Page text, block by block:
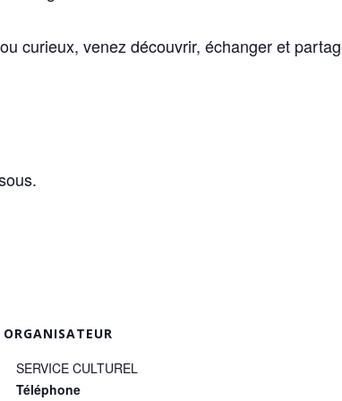
curieux, venez découvrir, échanger et
ORGANISATEUR
SERVICE CULTUREL
Téléphone